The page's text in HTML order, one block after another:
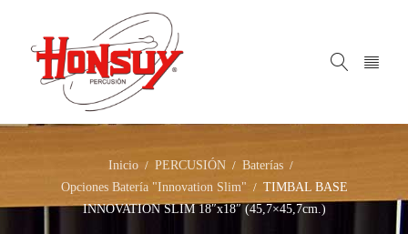
Inicio / PERCUSIÓN / Baterías /
Opciones Batería "Innovation Slim" / TIMBAL BASE
INNOVATION SLIM 18″x18″ (45,7×45,7cm.)